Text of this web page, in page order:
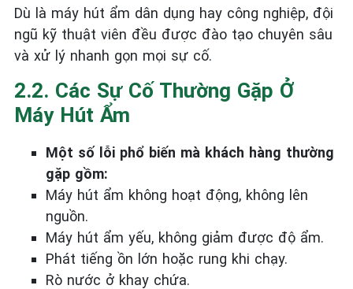
Dù là máy hút ẩm dân dụng hay công nghiệp, đội
ngũ kỹ thuật viên đều được đào tạo chuyên sâu
và xử lý nhanh gọn mọi sự cố.
2.2. Các Sự Cố Thường Gặp Ở
Máy Hút Ẩm
Một số lỗi phổ biến mà khách hàng thường
gặp gồm:
Máy hút ẩm không hoạt động, không lên
nguồn.
Máy hút ẩm yếu, không giảm được độ ẩm.
Phát tiếng ồn lớn hoặc rung khi chạy.
Rò nước ở khay chứa.